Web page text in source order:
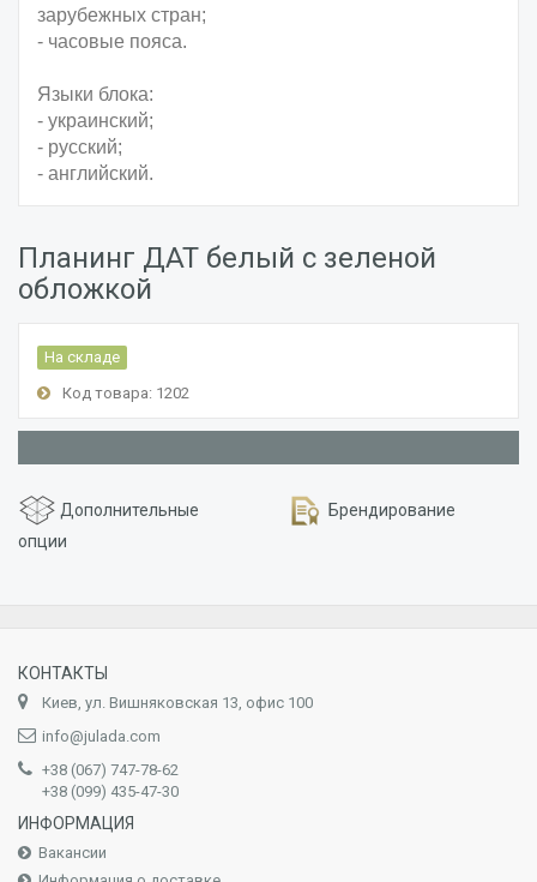
зарубежных стран;
- часовые пояса.
Языки блока:
- украинский;
- русский;
- английский.
Планинг ДАТ белый с зеленой
обложкой
На складе
Код товара: 1202
Дополнительные
опции
Брендирование
КОНТАКТЫ
Киев, ул. Вишняковская 13, офис 100
info@julada.com
+38 (067) 747-78-62
+38 (099) 435-47-30
ИНФОРМАЦИЯ
Вакансии